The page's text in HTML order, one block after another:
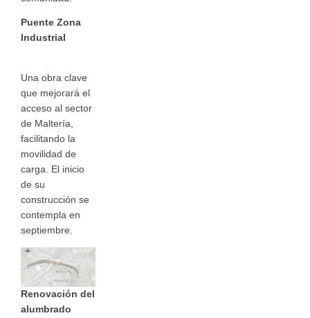
Puente Zona
Industrial
Una obra clave
que mejorará el
acceso al sector
de Maltería,
facilitando la
movilidad de
carga. El inicio
de su
construcción se
contempla en
septiembre.
Renovación del
alumbrado